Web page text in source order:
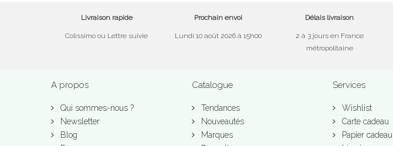
Livraison rapide
Colissimo ou Lettre suivie
Prochain envoi
Lundi 10 août 2026 à 15h00
Délais livraison
2 à 3 jours en France
métropolitaine
A propos
Qui sommes-nous ?
Newsletter
Blog
Catalogue
Tendances
Nouveautés
Marques
Services
Wishlist
Carte cadeau
Papier cadeau